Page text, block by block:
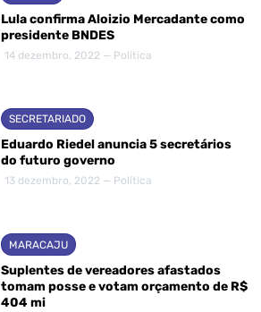
Lula confirma Aloizio Mercadante como
presidente BNDES
14 dezembro, 2022 — Política
SECRETARIADO
Eduardo Riedel anuncia 5 secretários
do futuro governo
13 dezembro, 2022 — Política
MARACAJU
Suplentes de vereadores afastados
tomam posse e votam orçamento de R$
404 mi